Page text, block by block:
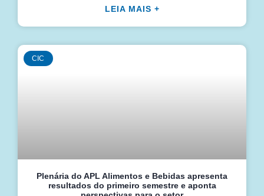
LEIA MAIS +
CIC
Plenária do APL Alimentos e Bebidas apresenta
resultados do primeiro semestre e aponta